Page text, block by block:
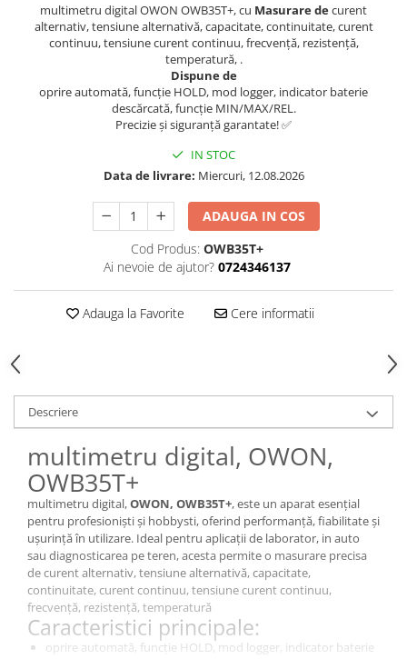
Osciloscoape Peaktech
Osciloscoape ROHDE & SCHWARZ
Osciloscoape TELEDYNE LECROY
Osciloscoape UNI-T
multimetru digital OWON OWB35T+, cu Masurare decurent
alternativ, tensiune alternativă, capacitate, continuitate, curent
continuu, tensiune curent continuu, frecvență, rezistență,
temperatură, .
Dispune de
oprire automată, funcție HOLD, mod logger, indicator baterie
descărcată, funcție MIN/MAX/REL.
Precizie și siguranță garantate! ✅
IN STOC
Data de livrare: Miercuri, 12.08.2026
ADAUGA IN COS
Cod Produs: OWB35T+
Ai nevoie de ajutor? 0724346137
Adauga la Favorite Cere informatii
Descriere
multimetru digital, OWON,
OWB35T+
multimetru digital,OWON, OWB35T+, este un aparat esențial
pentru profesioniști și hobbysti, oferind performanță, fiabilitate și
ușurință în utilizare. Ideal pentru aplicații de laborator, in auto
sau diagnosticarea pe teren, acesta permite o masurare precisa
de curent alternativ, tensiune alternativă, capacitate,
continuitate, curent continuu, tensiune curent continuu,
frecvență, rezistență, temperatură
Caracteristici principale:
oprire automată, funcție HOLD, mod logger, indicator baterie